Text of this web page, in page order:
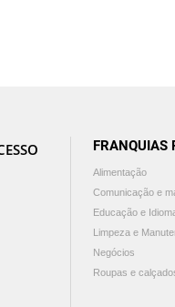
FRANQUIAS
Alimentação
Comunicação e
Educação e
Limpeza e
Negócios
Roupas e